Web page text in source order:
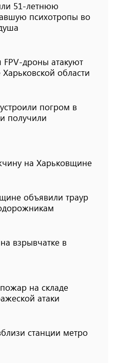
51-летнюю
психотропы во
дроны атакуют
области
погром в
получили
на Харьковщине
объявили траур
взрывчатке в
на складе
атаки
станции метро